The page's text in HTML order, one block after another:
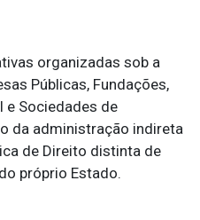
organizadas sob a
Públicas, Fundações,
e Sociedades de
da administração indireta
de Direito distinta de
próprio Estado.